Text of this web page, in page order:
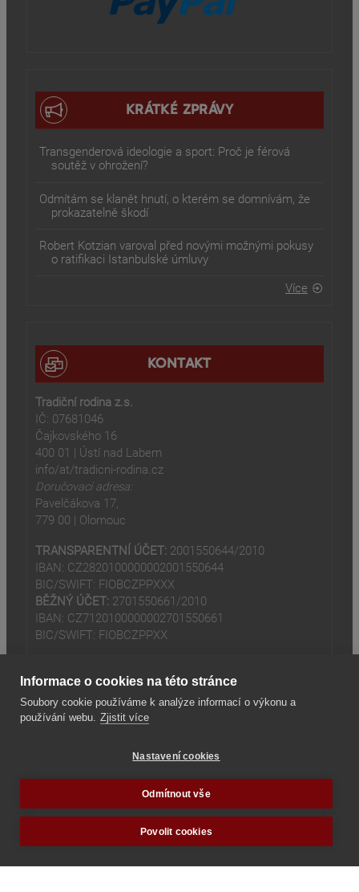
KRÁTKÉ ZPRÁVY
Transgenderová ideologie a sport: Proč je férová
soutěž v ohrožení?
Odmítám se klanět hnutí, o kterém se domnívám, že
prokazatelně škodí
Robert Kotzian varoval před novými možnými pokusy
o ratifikaci Istanbulské úmluvy
Více
KONTAKT
Tradiční rodina z.s.
IČ: 07681046
Čajkovského 16
400 01 | Ústí nad Labem
info/at/tradicni-rodina.cz
Doručovací adresa:
Pavelčákova 17,
779 00 | Olomouc
TRANSPARENTNÍ ÚČET: 2001550644/2010
IBAN: CZ2820100000002001550644
BIC/SWIFT: FIOBCZPPXXX
BĚŽNÝ ÚČET: 2701550661/2010
IBAN: CZ7120100000002701550661
BIC/SWIFT: FIOBCZPPXX
Seznam odkazů
(odkaz je externí)
Informace o cookies na této stránce
Soubory cookie používáme k analýze informací o výkonu a
používání webu. Zjistit více
Nastavení cookies
Odmítnout vše
Povolit cookies